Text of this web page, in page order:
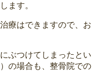
ます。
療はできますので、お
ぶつけてしまったとい
の場合も、整骨院での